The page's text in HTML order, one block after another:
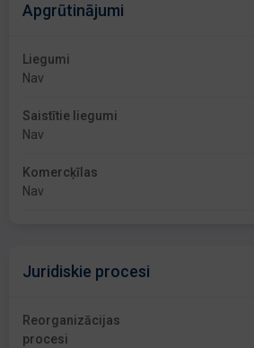
Apgrūtinājumi
Liegumi
Nav
Saistītie liegumi
Nav
Komercķīlas
Nav
Juridiskie procesi
Reorganizācijas
procesi